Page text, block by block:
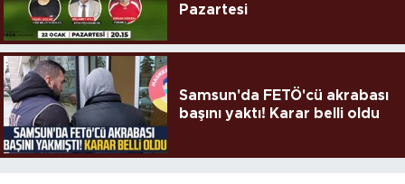
Pazartesi
Samsun'da FETÖ'cü akrabası
başını yaktı! Karar belli oldu